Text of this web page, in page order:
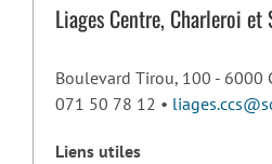
Liages Centre, Charleroi et
Boulevard Tirou, 100 - 6000
071 50 78 12 •
Liens utiles